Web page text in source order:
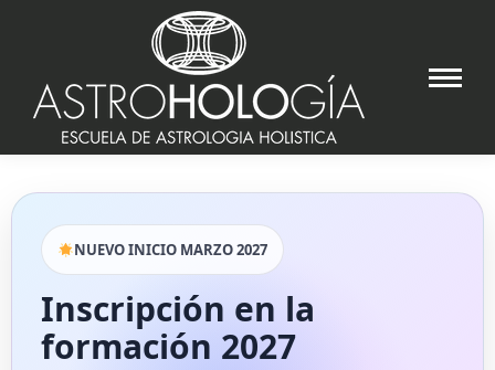
NUEVO INICIO MARZO 2027
Inscripción en la
formación 2027